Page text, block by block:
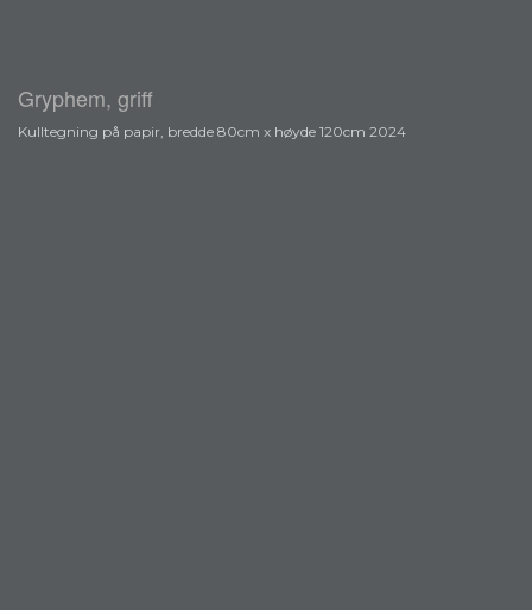
Gryphem, griff
Kulltegning på papir, bredde 80cm x høyde 120cm 2024